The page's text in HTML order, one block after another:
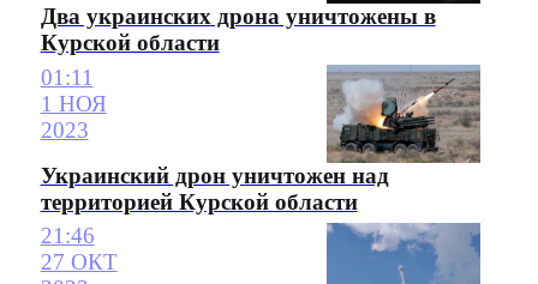
Два украинских дрона уничтожены в
Курской области
01:11
1 НОЯ
2023
Украинский дрон уничтожен над
территорией Курской области
21:46
27 ОКТ